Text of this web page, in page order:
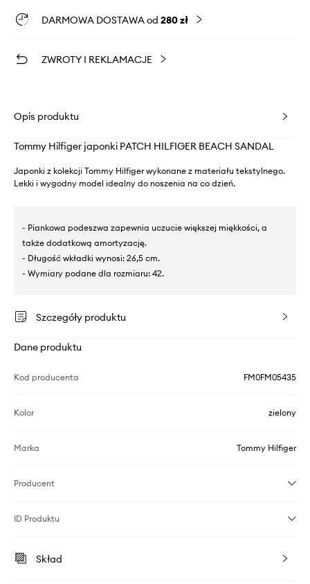
DARMOWA DOSTAWA od 280 zł
ZWROTY I REKLAMACJE
Opis produktu
Tommy Hilfiger japonki PATCH HILFIGER BEACH SANDAL
Japonki z kolekcji Tommy Hilfiger wykonane z materiału tekstylnego.
Lekki i wygodny model idealny do noszenia na co dzień.
- Piankowa podeszwa zapewnia uczucie większej miękkości, a
także dodatkową amortyzację.
- Długość wkładki wynosi: 26,5 cm.
- Wymiary podane dla rozmiaru: 42.
Szczegóły produktu
Dane produktu
Kod producenta FM0FM05435
Kolor zielony
Marka Tommy Hilfiger
Producent
ID Produktu
Skład